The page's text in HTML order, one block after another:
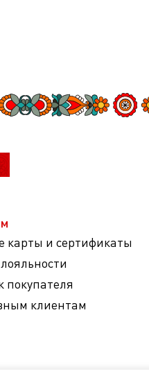
карты и сертификаты
покупателя
клиентам